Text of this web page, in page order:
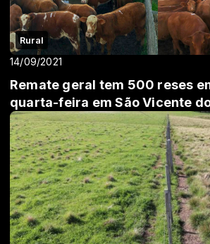
Rural
14/09/2021
Remate geral tem 500 reses
quarta-feira em São Vicente